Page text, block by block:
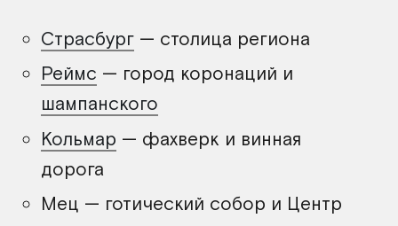
Страсбург — столица региона
Реймс — город коронаций и
шампанского
Кольмар — фахверк и винная
дорога
Мец — готический собор и Центр